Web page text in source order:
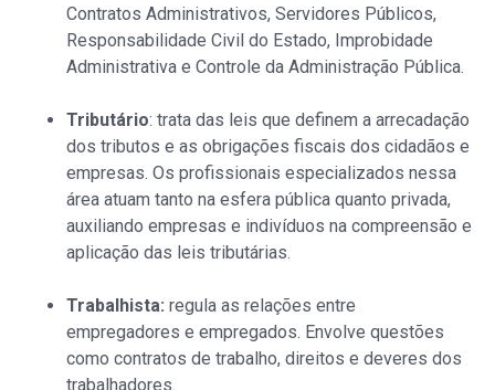
Contratos Administrativos, Servidores Públicos,
Responsabilidade Civil do Estado, Improbidade
Administrativa e Controle da Administração Pública.
Tributário: trata das leis que definem a arrecadação
dos tributos e as obrigações fiscais dos cidadãos e
empresas. Os profissionais especializados nessa
área atuam tanto na esfera pública quanto privada,
auxiliando empresas e indivíduos na compreensão e
aplicação das leis tributárias.
Trabalhista: regula as relações entre
empregadores e empregados. Envolve questões
como contratos de trabalho, direitos e deveres dos
trabalhadores.